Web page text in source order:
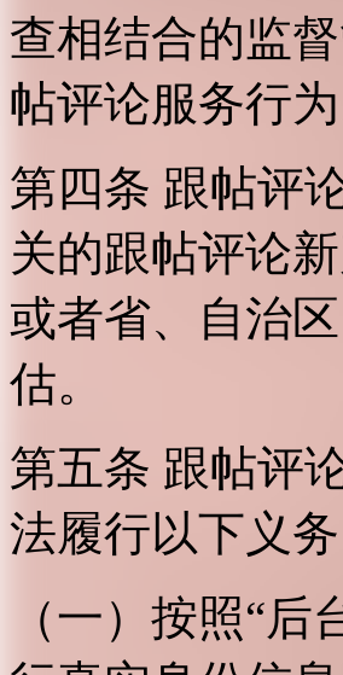
查相结合的监
帖评论服务行为
第四条 跟帖评
关的跟帖评论
或者省、自治
估。
第五条 跟帖评
法履行以下义务
（一）按照“